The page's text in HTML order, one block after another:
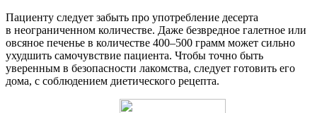
Пациенту следует забыть про употребление десерта
в неограниченном количестве. Даже безвредное галетное или
овсяное печенье в количестве 400–500 грамм может сильно
ухудшить самочувствие пациента. Чтобы точно быть
уверенным в безопасности лакомства, следует готовить его
дома, с соблюдением диетического рецепта.